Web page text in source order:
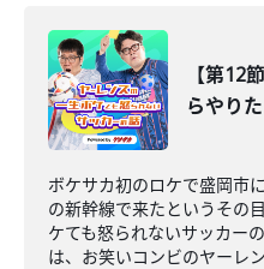
【第12
らやり
ボケサカ初のロケで盛岡市
の新幹線で来たというその
ケても怒られないサッカー
は、お笑いコンビのヤーレ